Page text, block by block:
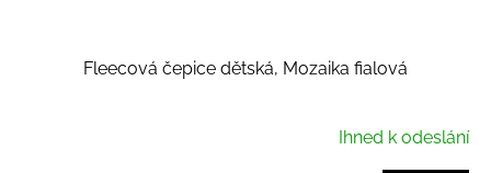
Fleecová čepice dětská, Mozaika fialová
Ihned k odeslání